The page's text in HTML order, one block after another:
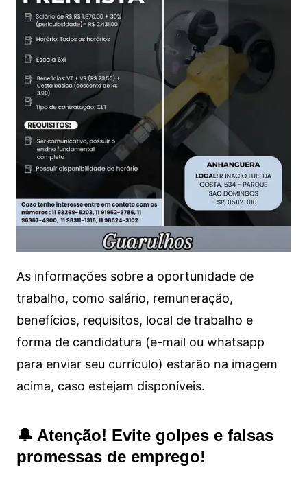
As informações sobre a oportunidade de
trabalho, como salário, remuneração,
benefícios, requisitos, local de trabalho e
forma de candidatura (e-mail ou whatsapp
para enviar seu currículo) estarão na imagem
acima, caso estejam disponíveis.
🔔 Atenção! Evite golpes e falsas
promessas de emprego!